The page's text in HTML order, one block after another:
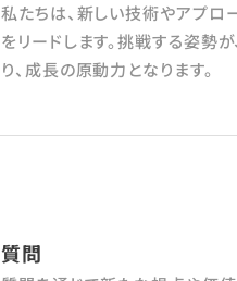
私たちは、新しい技術やアプロ
をリードします。挑戦する姿勢
り、成長の原動力となります。
質問